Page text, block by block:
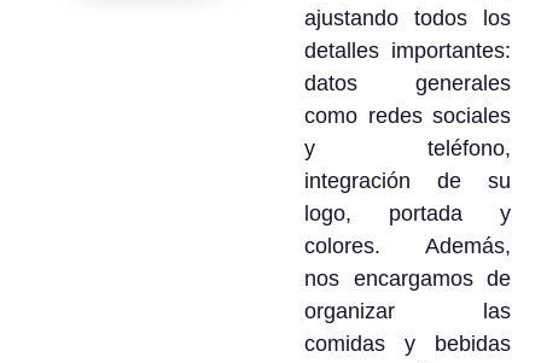
ajustando todos los
detalles importantes:
datos generales
como redes sociales
y teléfono,
integración de su
logo, portada y
colores. Además,
nos encargamos de
organizar las
comidas y bebidas